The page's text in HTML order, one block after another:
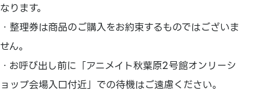
なります。
・整理券は商品のご購入をお約束するものではございま
せん。
・お呼び出し前に「アニメイト秋葉原2号館オンリーシ
ョップ会場入口付近」での待機はご遠慮ください。